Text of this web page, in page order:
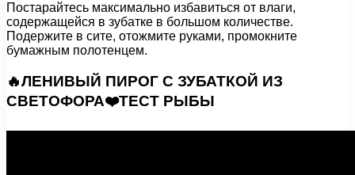
Постарайтесь максимально избавиться от влаги,
содержащейся в зубатке в большом количестве.
Подержите в сите, отожмите руками, промокните
бумажным полотенцем.
🔥ЛЕНИВЫЙ ПИРОГ С ЗУБАТКОЙ ИЗ
СВЕТОФОРА❤️ТЕСТ РЫБЫ